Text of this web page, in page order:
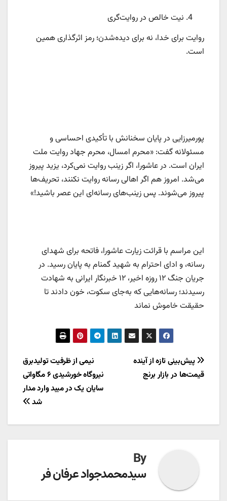
نیت خالص در روایت‌گری
روایت برای خدا، نه برای دیده‌شدن؛ رمز اثرگذاری همین
است.
پورمیرزایی در پایان سخنانش با تأکیدی احساسی و
مسئولانه گفت: «محرم امسال، محرم جهاد روایت ملت
ایران است. در عاشورا، اگر زینب روایت نمی‌کرد، یزید پیروز
می‌شد. امروز هم اگر اهالی رسانه روایت نکنند، تحریف‌ها
پیروز می‌شوند. پس زینب‌های رسانه‌ای این عصر باشید!»
این مراسم با قرائت زیارت عاشورا، فاتحه برای شهدای
رسانه، و ادای احترام به شهید گمنام به پایان رسید. در
جریان جنگ ۱۲ روزه اخیر، ۱۲ خبرنگار ایرانی به شهادت
رسیدند؛ رسانه‌هایی که به‌جای سکوت، خون دادند تا
حقیقت خاموش نماند
راهبری
نوشته
نیمی از ظرفیت تولیدبرق
نیروگاه خورشیدی ۶ مگاواتی
سایان یک در میبد وارد مدار
شد
پیش‌بینی تازه از آینده
قیمت‌ها در بازار برنج
By
سیدمحمدجواد عرفان فر